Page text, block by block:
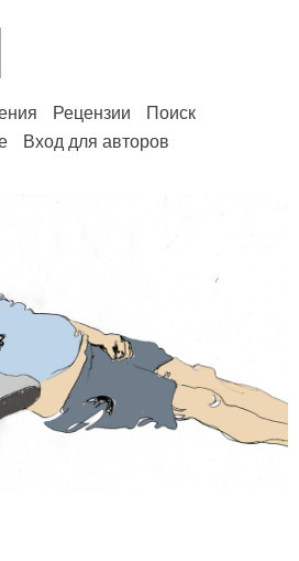
Рецензии
Поиск
Вход для авторов